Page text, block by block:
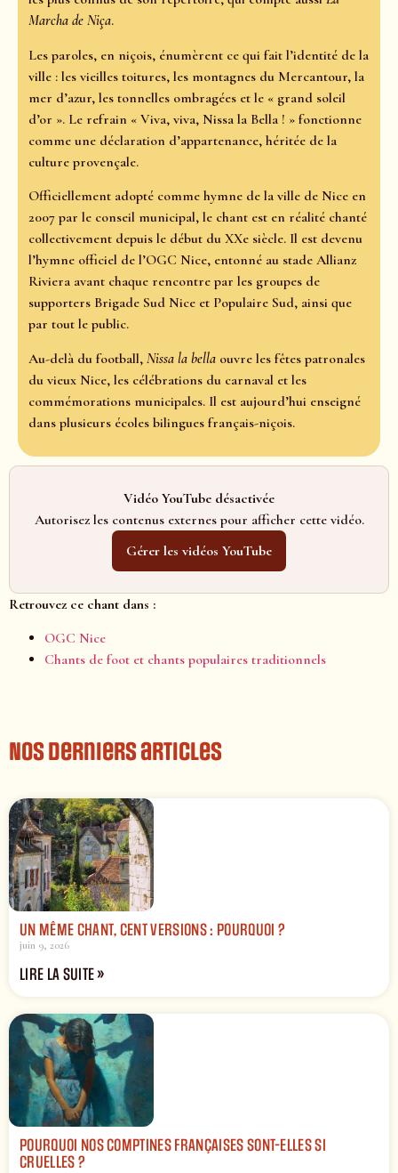
Marcha de Niça.
Les paroles, en niçois, énumèrent ce qui fait l’identité de la
ville : les vieilles toitures, les montagnes du Mercantour, la
mer d’azur, les tonnelles ombragées et le « grand soleil
d’or ». Le refrain « Viva, viva, Nissa la Bella ! » fonctionne
comme une déclaration d’appartenance, héritée de la
culture provençale.
Officiellement adopté comme hymne de la ville de Nice en
2007 par le conseil municipal, le chant est en réalité chanté
collectivement depuis le début du XXe siècle. Il est devenu
l’hymne officiel de l’OGC Nice, entonné au stade Allianz
Riviera avant chaque rencontre par les groupes de
supporters Brigade Sud Nice et Populaire Sud, ainsi que
par tout le public.
Au-delà du football, Nissa la bella ouvre les fêtes patronales
du vieux Nice, les célébrations du carnaval et les
commémorations municipales. Il est aujourd’hui enseigné
dans plusieurs écoles bilingues français-niçois.
Vidéo YouTube désactivée
Autorisez les contenus externes pour afficher cette vidéo.
Gérer les vidéos YouTube
Retrouvez ce chant dans :
OGC Nice
Chants de foot et chants populaires traditionnels
Nos derniers articles
UN MÊME CHANT, CENT VERSIONS : POURQUOI ?
juin 9, 2026
LIRE LA SUITE »
POURQUOI NOS COMPTINES FRANÇAISES SONT-ELLES SI
CRUELLES ?